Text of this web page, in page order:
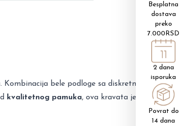
. Kombinacija bele podloge sa diskretnim
kvalitetnog pamuka, ova kravata je udobna,
Besplatna
dostava
preko
7.000RSD
2 dana
isporuka
Povrat do
14 dana